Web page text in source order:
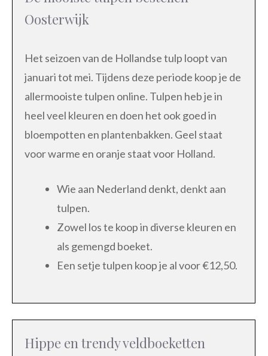
Oosterwijk
Het seizoen van de Hollandse tulp loopt van
januari tot mei. Tijdens deze periode koop je de
allermooiste tulpen online. Tulpen heb je in
heel veel kleuren en doen het ook goed in
bloempotten en plantenbakken. Geel staat
voor warme en oranje staat voor Holland.
Wie aan Nederland denkt, denkt aan
tulpen.
Zowel los te koop in diverse kleuren en
als gemengd boeket.
Een setje tulpen koop je al voor €12,50.
Hippe en trendy veldboeketten